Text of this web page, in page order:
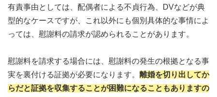
有責事由としては、配偶者による不貞行為、DVなどが典
型的なケースですが、これ以外にも個別具体的な事情によ
っては、慰謝料の請求が認められることがあります。
慰謝料を請求する場合には、慰謝料の発生の根拠となる事
実を裏付ける証拠が必要になります。 離婚を切り出してか
らだと証拠を収集することが困難になることもありますの